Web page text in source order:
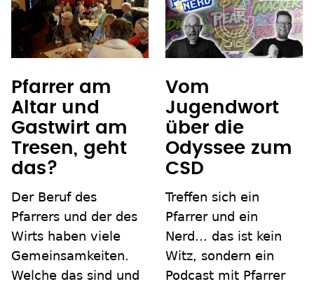
Pfarrer am
Altar und
Gastwirt am
Tresen, geht
das?
Der Beruf des
Pfarrers und der des
Wirts haben viele
Gemeinsamkeiten.
Welche das sind und
Vom
Jugendwort
über die
Odyssee zum
CSD
Treffen sich ein
Pfarrer und ein
Nerd... das ist kein
Witz, sondern ein
Podcast mit Pfarrer